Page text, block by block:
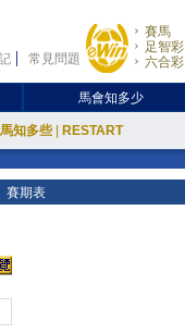
常見問題
賽馬
足智彩
六合彩
馬會知多少
知多些 RESTART
賽期表